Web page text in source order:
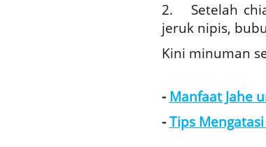
2.
Setelah
jeruk nipis,
Kini minuman
-Manfaat Jahe
-Tips